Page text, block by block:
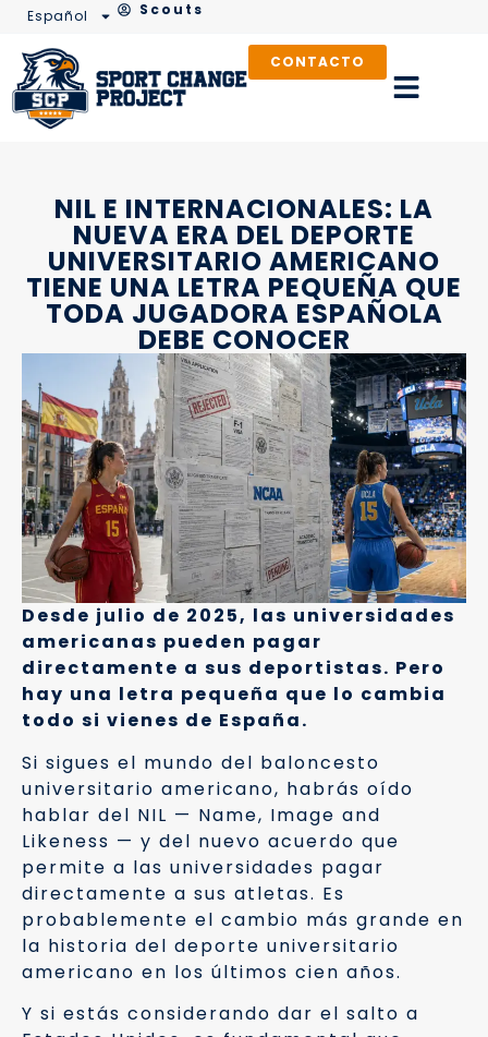
Español Scouts
CONTACTO
NIL E INTERNACIONALES: LA
NUEVA ERA DEL DEPORTE
UNIVERSITARIO AMERICANO
TIENE UNA LETRA PEQUEÑA QUE
TODA JUGADORA ESPAÑOLA
DEBE CONOCER
Desde julio de 2025, las universidades
americanas pueden pagar
directamente a sus deportistas. Pero
hay una letra pequeña que lo cambia
todo si vienes de España.
Si sigues el mundo del baloncesto
universitario americano, habrás oído
hablar del NIL — Name, Image and
Likeness — y del nuevo acuerdo que
permite a las universidades pagar
directamente a sus atletas. Es
probablemente el cambio más grande en
la historia del deporte universitario
americano en los últimos cien años.
Y si estás considerando dar el salto a